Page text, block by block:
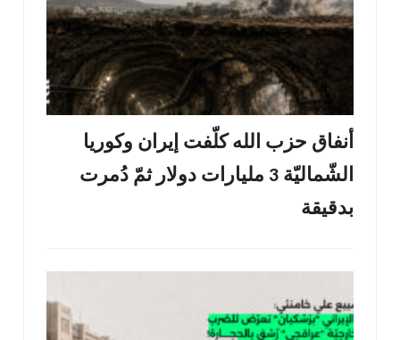
أنفاق حزب الله كلّفت إيران وكوريا
الشّماليّة 3 مليارات دولار ثمّ دُمرت
بدقيقة